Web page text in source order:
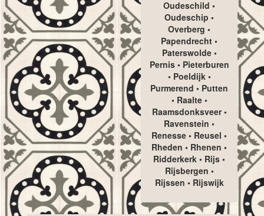
Oudeschild •
Oudeschip •
Overberg •
Papendrecht •
Paterswolde •
Pernis • Pieterburen
• Poeldijk •
Purmerend • Putten
• Raalte •
Raamsdonksveer •
Ravenstein •
Renesse • Reusel •
Rheden • Rhenen •
Ridderkerk • Rijs •
Rijsbergen •
Rijssen • Rijswijk